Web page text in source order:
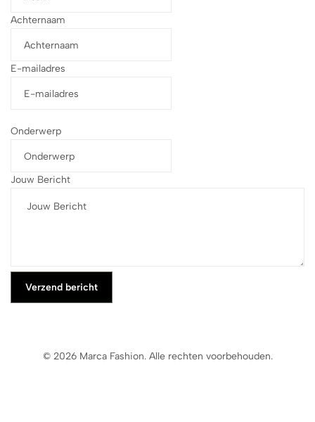
Achternaam
E-mailadres
Onderwerp
Jouw Bericht
Verzend bericht
© 2026 Marca Fashion. Alle rechten voorbehouden.